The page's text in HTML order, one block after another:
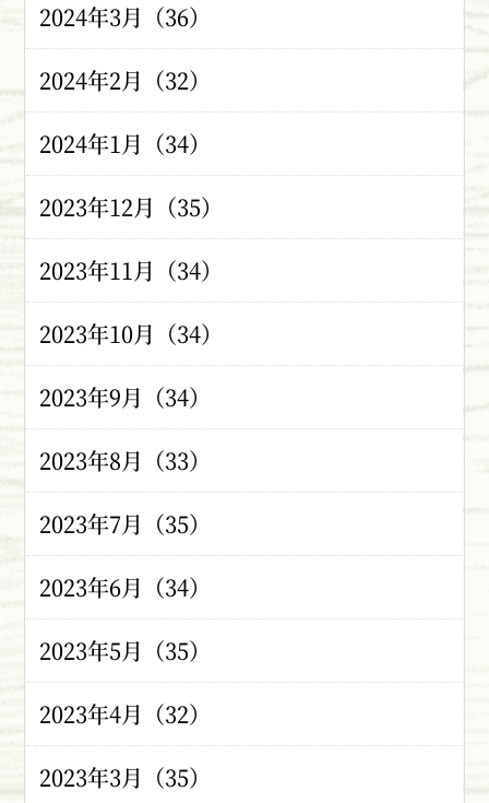
2024年3月（36）
2024年2月（32）
2024年1月（34）
2023年12月（35）
2023年11月（34）
2023年10月（34）
2023年9月（34）
2023年8月（33）
2023年7月（35）
2023年6月（34）
2023年5月（35）
2023年4月（32）
2023年3月（35）